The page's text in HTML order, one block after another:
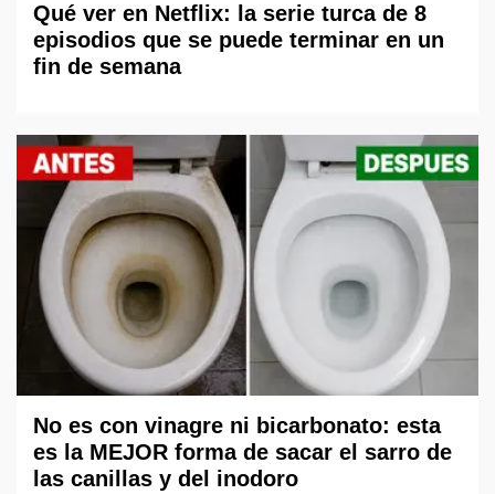
Qué ver en Netflix: la serie turca de 8
episodios que se puede terminar en un
fin de semana
No es con vinagre ni bicarbonato: esta
es la MEJOR forma de sacar el sarro de
las canillas y del inodoro